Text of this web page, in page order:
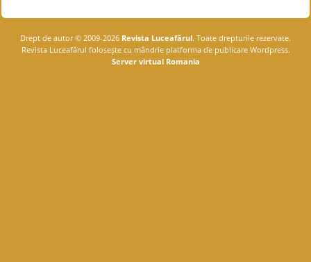
Drept de autor © 2009-2026 Revista Luceafărul. Toate drepturile rezervate.
Revista Luceafărul foloseşte cu mândrie platforma de publicare Wordpress.
Server virtual Romania